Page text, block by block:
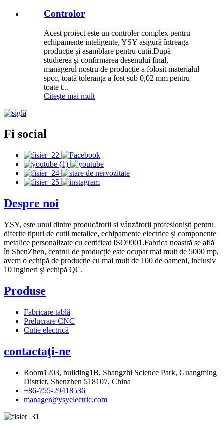
Controlor
Acest proiect este un controler complex pentru
echipamente inteligente, YSY asigură întreaga
producție și asamblare pentru cutii.După
studierea și confirmarea desenului final,
managerul nostru de producție a folosit materialul
spcc, toată toleranța a fost sub 0,02 mm pentru
toate t...
Citeşte mai mult
Fi social
Despre noi
YSY, este unul dintre producătorii și vânzătorii profesioniști pentru
diferite tipuri de cutii metalice, echipamente electrice și componente
metalice personalizate cu certificat ISO9001.Fabrica noastră se află
în ShenZhen, centrul de producție este ocupat mai mult de 5000 mp,
avem o echipă de producție cu mai mult de 100 de oameni, inclusiv
10 ingineri și echipă QC.
Produse
Fabricare tablă
Prelucrare CNC
Cutie electrică
contactaţi-ne
Room1203, building1B, Shangzhi Science Park, Guangming
District, Shenzhen 518107, China
+86-755-29418536
manager@ysyelectric.com